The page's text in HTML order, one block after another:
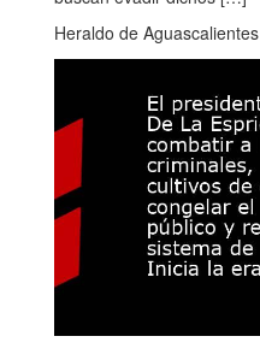
Heraldo de Aguascalientes